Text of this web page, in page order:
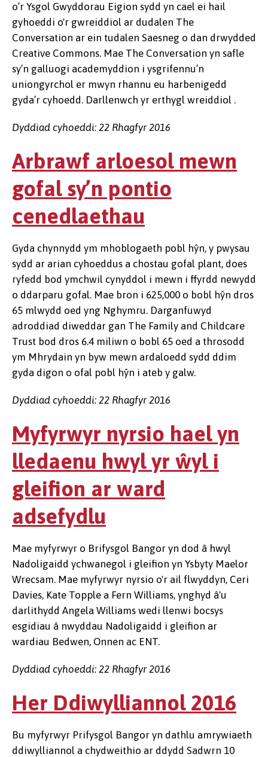
o’r Ysgol Gwyddorau Eigion sydd yn cael ei hail
gyhoeddi o'r gwreiddiol ar dudalen The
Conversation ar ein tudalen Saesneg o dan drwydded
Creative Commons. Mae The Conversation yn safle
sy’n galluogi academyddion i ysgrifennu’n
uniongyrchol er mwyn rhannu eu harbenigedd
gyda’r cyhoedd. Darllenwch yr erthygl wreiddiol .
Dyddiad cyhoeddi: 22 Rhagfyr 2016
Arbrawf arloesol mewn
gofal sy’n pontio
cenedlaethau
Gyda chynnydd ym mhoblogaeth pobl hŷn, y pwysau
sydd ar arian cyhoeddus a chostau gofal plant, does
ryfedd bod ymchwil cynyddol i mewn i ffyrdd newydd
o ddarparu gofal. Mae bron i 625,000 o bobl hŷn dros
65 mlwydd oed yng Nghymru. Darganfuwyd
adroddiad diweddar gan The Family and Childcare
Trust bod dros 6.4 miliwn o bobl 65 oed a throsodd
ym Mhrydain yn byw mewn ardaloedd sydd ddim
gyda digon o ofal pobl hŷn i ateb y galw.
Dyddiad cyhoeddi: 22 Rhagfyr 2016
Myfyrwyr nyrsio hael yn
lledaenu hwyl yr ŵyl i
gleifion ar ward
adsefydlu
Mae myfyrwyr o Brifysgol Bangor yn dod â hwyl
Nadoligaidd ychwanegol i gleifion yn Ysbyty Maelor
Wrecsam. Mae myfyrwyr nyrsio o'r ail flwyddyn, Ceri
Davies, Kate Topple a Fern Williams, ynghyd â'u
darlithydd Angela Williams wedi llenwi bocsys
esgidiau â nwyddau Nadoligaidd i gleifion ar
wardiau Bedwen, Onnen ac ENT.
Dyddiad cyhoeddi: 22 Rhagfyr 2016
Her Ddiwylliannol 2016
Bu myfyrwyr Prifysgol Bangor yn dathlu amrywiaeth
ddiwylliannol a chydweithio ar ddydd Sadwrn 10